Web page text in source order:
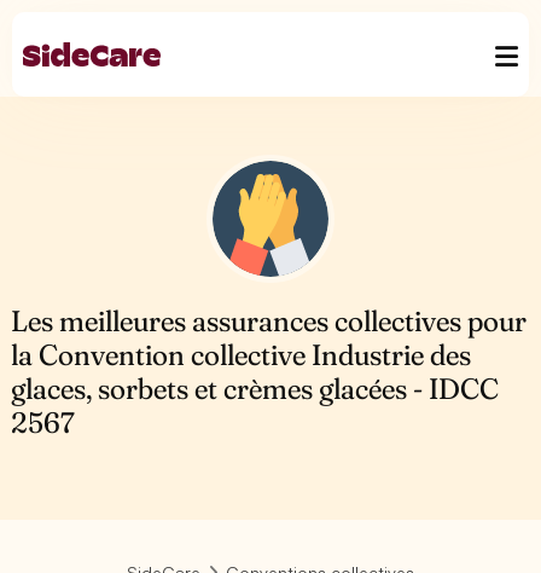
Les meilleures assurances collectives pour
la Convention collective Industrie des
glaces, sorbets et crèmes glacées - IDCC
2567